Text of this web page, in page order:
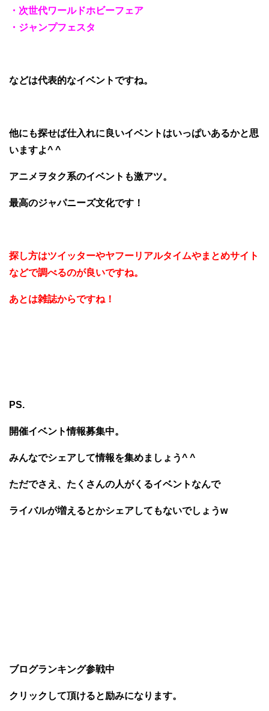
・次世代ワールドホビーフェア
・ジャンプフェスタ
などは代表的なイベントですね。
他にも探せば仕入れに良いイベントはいっぱいあるかと思
いますよ^ ^
アニメヲタク系のイベントも激アツ。
最高のジャパニーズ文化です！
探し方はツイッターやヤフーリアルタイムやまとめサイト
などで調べるのが良いですね。
あとは雑誌からですね！
PS.
開催イベント情報募集中。
みんなでシェアして情報を集めましょう^ ^
ただでさえ、たくさんの人がくるイベントなんで
ライバルが増えるとかシェアしてもないでしょうw
ブログランキング参戦中
クリックして頂けると励みになります。